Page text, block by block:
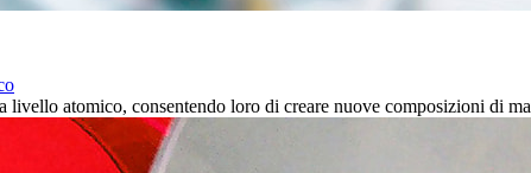
atomico, consentendo loro di creare nuove composizioni di